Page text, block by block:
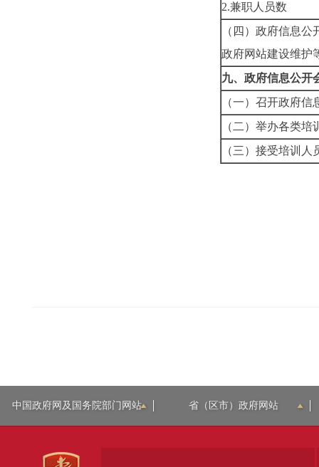
2.兼职人
（四）政府信息
政府网站建
九、政府信息公开
（一）召开政府
（二）举办各类
（三）接受培训
中国政府网及国务院部门网站 省（区市）政府网站